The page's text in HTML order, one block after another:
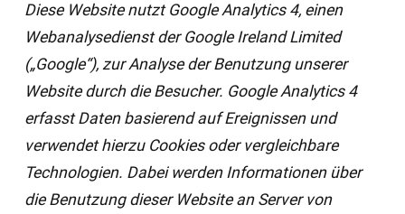
Diese Website nutzt Google Analytics 4, einen
Webanalysedienst der Google Ireland Limited
(„Google“), zur Analyse der Benutzung unserer
Website durch die Besucher. Google Analytics 4
erfasst Daten basierend auf Ereignissen und
verwendet hierzu Cookies oder vergleichbare
Technologien. Dabei werden Informationen über
die Benutzung dieser Website an Server von